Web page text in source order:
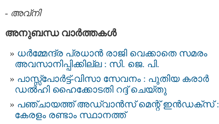
- അവ്നി
അനുബന്ധ വാര്‍ത്തകള്‍
ധര്‍മ്മേന്ദ്ര പ്രധാൻ രാജി വെക്കാതെ സമരം
അവസാനിപ്പിക്കില്ല : സി. ജെ. പി.
പാസ്സ്പോർട്ട്-വിസാ സേവനം : പുതിയ കരാർ
ഡൽഹി ഹൈക്കോടതി റദ്ദ് ചെയ്തു
പഞ്ചായത്ത് അഡ്വാൻസ് മെന്റ് ഇൻഡക്സ് :
കേരളം രണ്ടാം സ്ഥാനത്ത്